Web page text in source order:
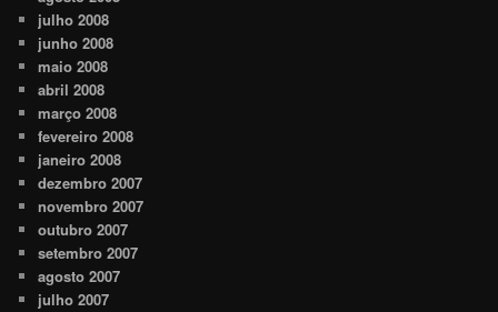
julho 2008
junho 2008
maio 2008
abril 2008
março 2008
fevereiro 2008
janeiro 2008
dezembro 2007
novembro 2007
outubro 2007
setembro 2007
agosto 2007
julho 2007